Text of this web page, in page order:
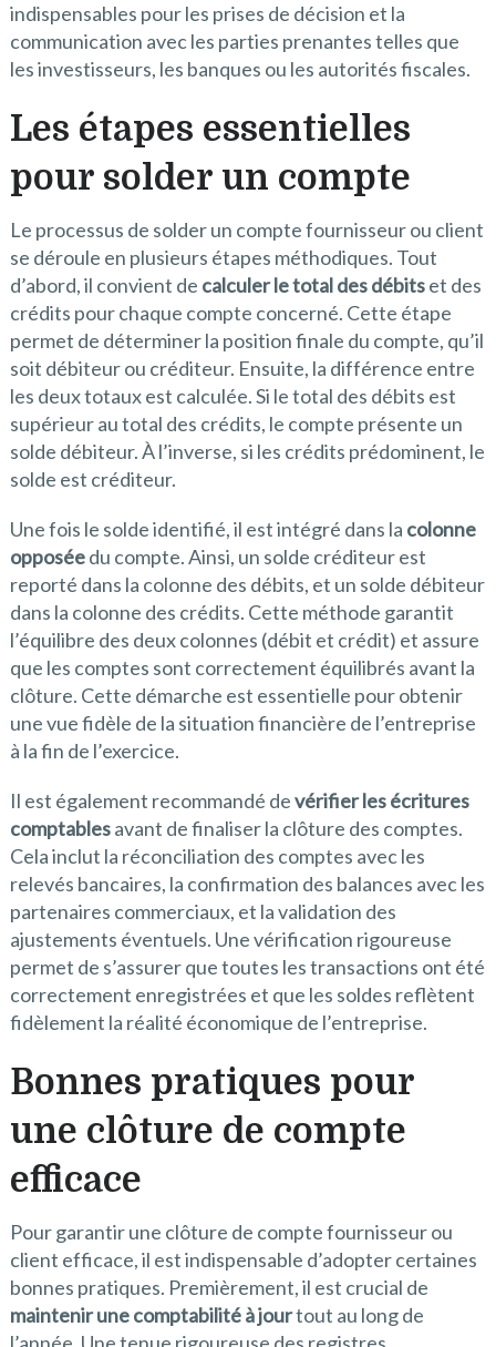
indispensables pour les prises de décision et la
communication avec les parties prenantes telles que
les investisseurs, les banques ou les autorités fiscales.
Les étapes essentielles
pour solder un compte
Le processus de solder un compte fournisseur ou client
se déroule en plusieurs étapes méthodiques. Tout
d’abord, il convient de calculer le total des débitset des
crédits pour chaque compte concerné. Cette étape
permet de déterminer la position finale du compte, qu’il
soit débiteur ou créditeur. Ensuite, la différence entre
les deux totaux est calculée. Si le total des débits est
supérieur au total des crédits, le compte présente un
solde débiteur. À l’inverse, si les crédits prédominent, le
solde est créditeur.
Une fois le solde identifié, il est intégré dans la colonne
opposéedu compte. Ainsi, un solde créditeur est
reporté dans la colonne des débits, et un solde débiteur
dans la colonne des crédits. Cette méthode garantit
l’équilibre des deux colonnes (débit et crédit) et assure
que les comptes sont correctement équilibrés avant la
clôture. Cette démarche est essentielle pour obtenir
une vue fidèle de la situation financière de l’entreprise
à la fin de l’exercice.
Il est également recommandé devérifier les écritures
comptablesavant de finaliser la clôture des comptes.
Cela inclut la réconciliation des comptes avec les
relevés bancaires, la confirmation des balances avec les
partenaires commerciaux, et la validation des
ajustements éventuels. Une vérification rigoureuse
permet de s’assurer que toutes les transactions ont été
correctement enregistrées et que les soldes reflètent
fidèlement la réalité économique de l’entreprise.
Bonnes pratiques pour
une clôture de compte
efficace
Pour garantir une clôture de compte fournisseur ou
client efficace, il est indispensable d’adopter certaines
bonnes pratiques. Premièrement, il est crucial de
maintenir une comptabilité à jourtout au long de